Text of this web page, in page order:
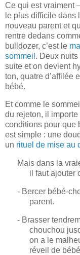
Ce qui est vraiment
le plus difficile dans
nouveau parent et
rentre dedans
bulldozer, c’est le
sommeil . Deux
suite et on devient
ton, quatre d’affilée
bébé.
Et comme le
du rejeton, il
conditions pour que
est simple : une
un rituel de mise au
Mais dans la
il faut ajouter
- Bercer bébé-
parent.
- Brasser
chouchou
on a le
réveil de